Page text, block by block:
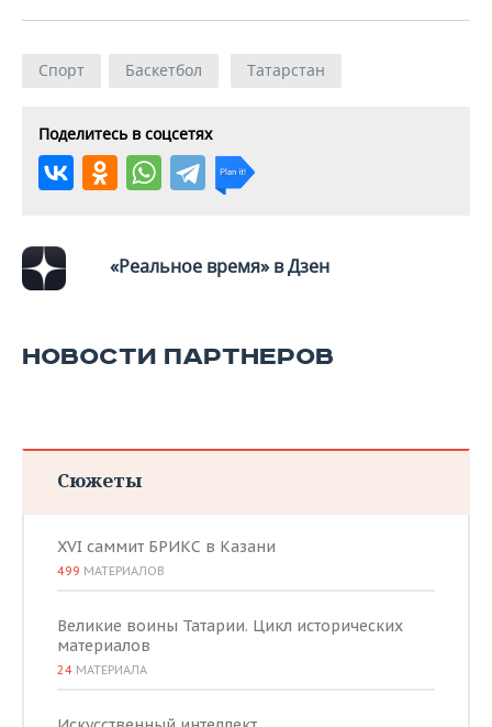
Спорт Баскетбол Татарстан
Поделитесь в соцсетях
«Реальное время» в Дзен
НОВОСТИ ПАРТНЕРОВ
Сюжеты
XVI саммит БРИКС в Казани
499 МАТЕРИАЛОВ
Великие воины Татарии. Цикл исторических
материалов
24 МАТЕРИАЛА